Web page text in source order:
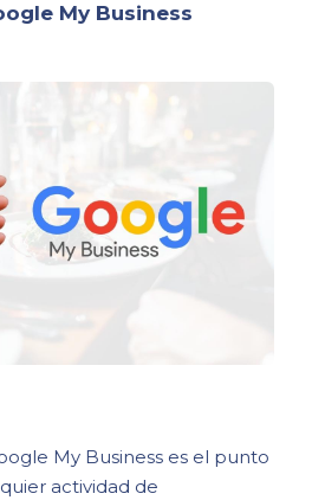
My Business
My Business es el punto
actividad de